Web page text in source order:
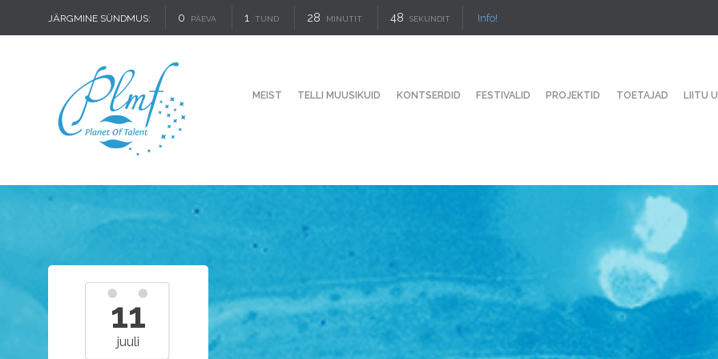
JÄRGMINE SÜNDMUS: 0 PÄEVA 1 TUND 28 MINUTIT 47 SEKUNDIT Info!
MEIST TELLI MUUSIKUID KONTSERDID FESTIVALID PROJEKTID TOETAJAD LIITU
11
juuli